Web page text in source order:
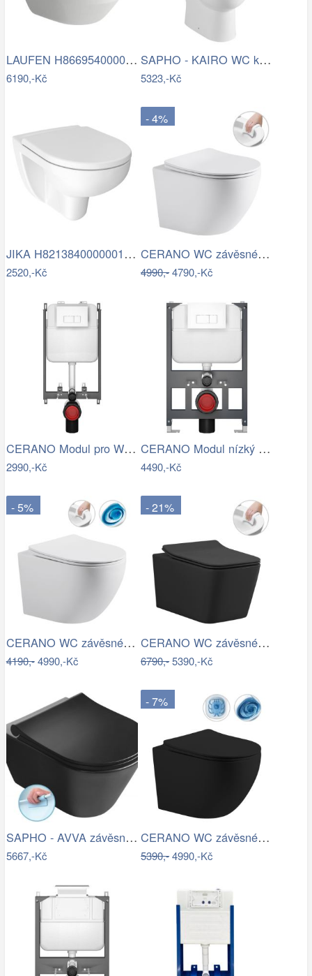
LAUFEN H8669540000001 - Závěsné WC PRO …
6190,-Kč
SAPHO - KAIRO WC kombi, zadní odpad,…
5323,-Kč
JIKA H8213840000001 - Závěsné WC LYRA…
2520,-Kč
- 4%
CERANO WC závěsné Cesso, Rimless + Slim…
4990,-4790,-Kč
CERANO Modul pro WC závěsné Prime - pro…
2990,-Kč
CERANO Modul nízký pro WC závěsné Prime…
4490,-Kč
- 5%
CERANO WC závěsné Cesso, Vortex + Slim…
4190,-4990,-Kč
- 21%
CERANO WC závěsné Forte, Rimless + Slim…
6790,-5390,-Kč
SAPHO - AVVA závěsná WC mísa, Rimless,…
5667,-Kč
- 7%
CERANO WC závěsné Cesso, Vortex + Slim…
5390,-4990,-Kč